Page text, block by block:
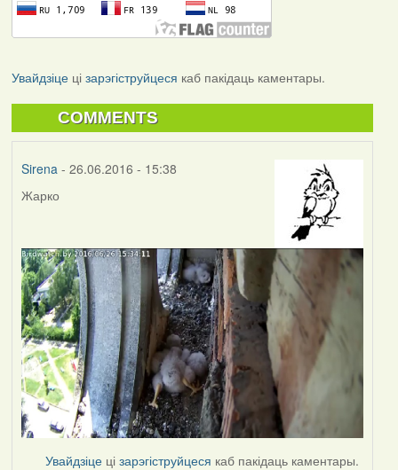
Увайдзіцеці зарэгіструйцеся каб пакідаць каментары.
COMMENTS
Sirena- 26.06.2016 - 15:38
Жарко
Увайдзіце цізарэгіструйцеся каб пакідаць каментары.